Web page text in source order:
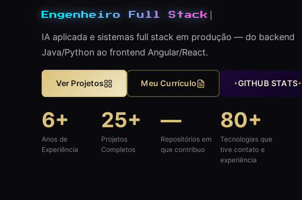
Engenheiro Full Stack
IA aplicada e sistemas full stack em produção — do backend
Java/Python ao frontend Angular/React.
Ver Projetos Meu Currículo ✦GITHUB STATS✦
6+
Anos de
Experiência
25+
Projetos
Completos
—
Repositórios em
que contribuo
80+
Tecnologias que
tive contato e
experiência